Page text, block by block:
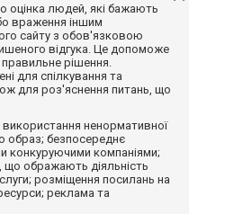
оцінка людей, які бажають
враження іншим
сайту з обов'язковою
відгука. Це допоможе
рішення.
для спілкування та
для роз'яснення питань, що
використання ненормативної
образ; безпосереднє
конкуруючими компаніями;
що ображають діяльність
розміщення посилань на
реклама та